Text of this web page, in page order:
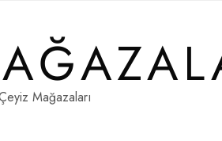
Mağazaları